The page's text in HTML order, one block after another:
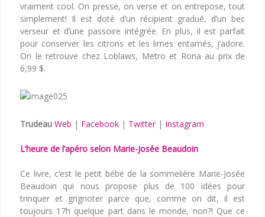
vraiment cool. On presse, on verse et on entrepose, tout
simplement! Il est doté d’un récipient gradué, d’un bec
verseur et d’une passoire intégrée. En plus, il est parfait
pour conserver les citrons et les limes entamés, j’adore.
On le retrouve chez Loblaws, Metro et Rona au prix de
6,99 $.
Trudeau Web | Facebook | Twitter | Instagram
L’heure de l’apéro selon Marie-Josée Beaudoin
Ce livre, c’est le petit bébé de la sommelière Marie-Josée
Beaudoin qui nous propose plus de 100 idées pour
trinquer et grignoter parce que, comme on dit, il est
toujours 17h quelque part dans le monde, non?! Que ce